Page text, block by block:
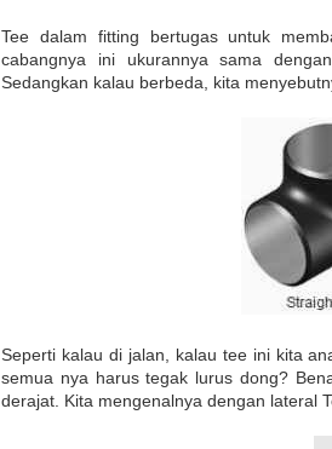
Tee dalam fitting bertugas untuk
cabangnya ini ukurannya sama
Sedangkan kalau berbeda, kita
Seperti kalau di jalan, kalau tee ini kita
semua nya harus tegak lurus dong?
derajat. Kita mengenalnya dengan lateral